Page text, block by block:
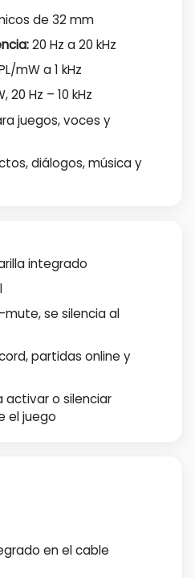
de 32 mm
20 Hz a 20 kHz
mW a 1 kHz
20 Hz – 10 kHz
juegos, voces y
diálogos, música y
integrado
se silencia al
partidas online y
o silenciar
el juego
en el cable